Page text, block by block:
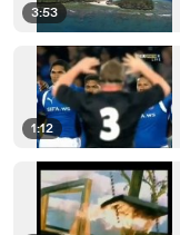
3:53
1:12